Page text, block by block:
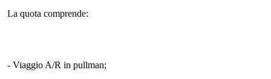
La quota comprende:
- Viaggio A/R in pullman;